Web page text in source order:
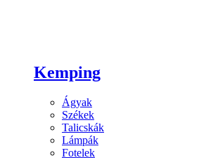
Kemping
Ágyak
Székek
Talicskák
Lámpák
Fotelek